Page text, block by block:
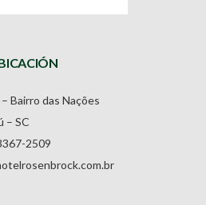
Bairro das Nações
– SC
2509